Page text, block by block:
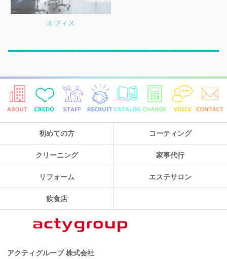
オフィス
初めての方 コーティング
クリーニング 家事代行
リフォーム エステサロン
飲食店
アクティグループ 株式会社